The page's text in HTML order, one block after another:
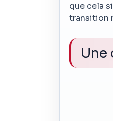
que cela
transition